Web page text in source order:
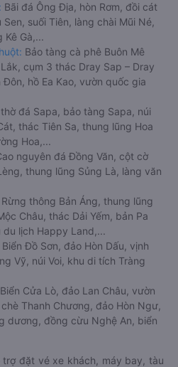
Bãi đá Ông Địa, hòn Rơm, đồi cát
suối Tiên, làng chài Mũi Né,
Kê Gà,...
Bảo tàng cà phê Buôn Mê
cụm 3 thác Dray Sap – Dray
Đôn, hồ Ea Kao, vườn quốc gia
đá Sapa, bảo tàng Sapa, núi
thác Tiên Sa, thung lũng Hoa
Hoa,...
nguyên đá Đồng Văn, cột cờ
thung lũng Sủng Là, làng văn
Rừng thông Bản Áng, thung lũng
Châu, thác Dải Yếm, bản Pa
lịch Happy Land,...
Biển Đồ Sơn, đảo Hòn Dấu, vịnh
Vỹ, núi Voi, khu di tích Tràng
Biển Cửa Lò, đảo Lan Châu, vườn
Thanh Chương, đảo Hòn Ngư,
dương, đồng cừu Nghệ An, biển
trợ đặt vé xe khách, máy bay, tàu